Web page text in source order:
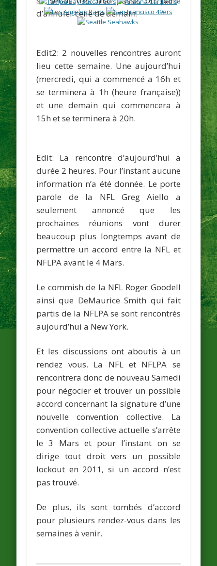
d’annuler celle de demain.
Edit2: 2 nouvelles rencontres auront
lieu cette semaine. Une aujourd’hui
(mercredi, qui a commencé a 16h et
se terminera à 1h (heure française))
et une demain qui commencera à
15h et se terminera à 20h.
Edit: La rencontre d’aujourd’hui a
durée 2 heures. Pour l’instant aucune
information n’a été donnée. Le porte
parole de la NFL Greg Aiello a
seulement annoncé que les
prochaines réunions vont durer
beaucoup plus longtemps avant de
permettre un accord entre la NFL et
NFLPA avant le 4 Mars.
Le commish de la NFL Roger Goodell
ainsi que DeMaurice Smith qui fait
partis de la NFLPA se sont rencontrés
aujourd’hui a New York.
Et les discussions ont aboutis à un
rendez vous. La NFL et NFLPA se
rencontrera donc de nouveau Samedi
pour négocier et trouver un possible
accord concernant la signature d’une
nouvelle convention collective. La
convention collective actuelle s’arrête
le 3 Mars et pour l’instant on se
dirige tout droit vers un possible
lockout en 2011, si un accord n’est
pas trouvé.
De plus, ils sont tombés d’accord
pour plusieurs rendez-vous dans les
semaines à venir.